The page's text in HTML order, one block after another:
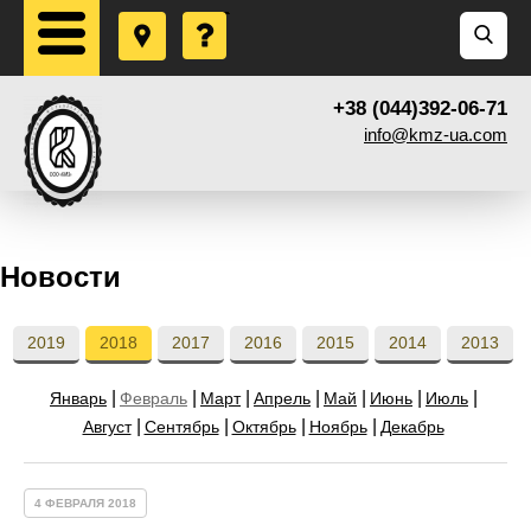
+38 (044)392-06-71
info@kmz-ua.com
Новости
2019 2018 2017 2016 2015 2014 2013
Январь Февраль Март Апрель Май Июнь
Июль
Август
Сентябрь Октябрь Ноябрь Декабрь
4 ФЕВРАЛЯ 2018